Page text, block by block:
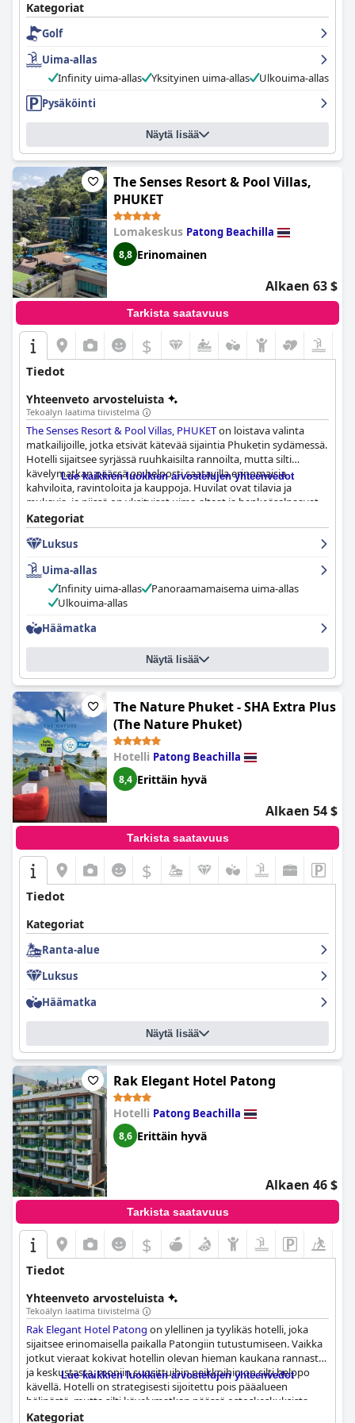
Kategoriat
Golf
Uima-allas
Infinity uima-allas
Yksityinen uima-allas
Ulkouima-allas
Pysäköinti
Näytä lisää
The Senses Resort & Pool Villas,
PHUKET
Lomakeskus Patong Beachilla
8,8 Erinomainen
Alkaen 63 $
Tarkista saatavuus
$
Tiedot
Yhteenveto arvosteluista
Tekoälyn laatima tiivistelmä
The Senses Resort & Pool Villas, PHUKETon loistava valinta
matkailijoille, jotka etsivät kätevää sijaintia Phuketin sydämessä.
Hotelli sijaitsee syrjässä ruuhkaisilta rannoilta, mutta silti
kävelymatkan päässä on helposti saatavilla erinomaisia
kahviloita, ravintoloita ja kauppoja. Huvilat ovat tilavia ja
mukavia, ja niissä on yksityiset uima-altaat ja henkeäsalpaavat
näkymät. Hotellin suuri yhteinen uima-allas on puhdas ja
kutsuva, ja huomaavainen henkilökunta tarjoaa erinomaista
palvelua. Vaikka aamiainen sai ristiriitaisia arvosteluja,
ruokailukokemus oli yleisesti ottaen positiivinen. Henkilökunta
on erittäin kohteliasta, ystävällistä ja avuliasta, mikä tekee
oleskelusta täydellisen. Hotelli on myös loistava vaihtoehto
pariskunnille, jotka etsivät romanttista lomaa kauniin
Senses Resort & Pool Villas, PHUKET
luksusmajoitusta erinomaisella paikalla, jättäen vieraille
unohtumattomia muistoja ja halun palata.
Lue kaikkien luokkien arvostelujen yhteenvedot
Kategoriat
Luksus
Uima-allas
Infinity uima-allas
Panoraamamaisema uima-allas
Ulkouima-allas
Häämatka
Näytä lisää
The Nature Phuket - SHA Extra Plus
(The Nature Phuket)
Hotelli Patong Beachilla
8,4 Erittäin hyvä
Alkaen 54 $
Tarkista saatavuus
$
Tiedot
Kategoriat
Ranta-alue
Luksus
Häämatka
Näytä lisää
Rak Elegant Hotel Patong
Hotelli Patong Beachilla
8,6 Erittäin hyvä
Alkaen 46 $
Tarkista saatavuus
$
Tiedot
Yhteenveto arvosteluista
Tekoälyn laatima tiivistelmä
Rak Elegant Hotel Patong on ylellinen ja tyylikäs hotelli, joka
sijaitsee erinomaisella paikalla Patongiin tutustumiseen. Vaikka
jotkut vieraat kokivat hotellin olevan hieman kaukana rannasta
ja keskustasta, moniin suosittuihin paikkoihin on silti helppo
kävellä. Hotelli on strategisesti sijoitettu pois pääalueen
hälinästä, mutta silti kävelymatkan päässä ostoskeskuksista,
yömarkkinoista, rannoista ja ravintoloista. Hotellissa on tilavia,
Lue kaikkien luokkien arvostelujen yhteenvedot
Kategoriat